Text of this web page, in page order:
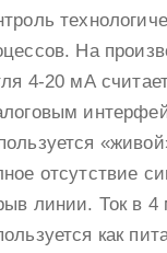
На
4-20 мА
отсутствие
линии. Ток в 4
как